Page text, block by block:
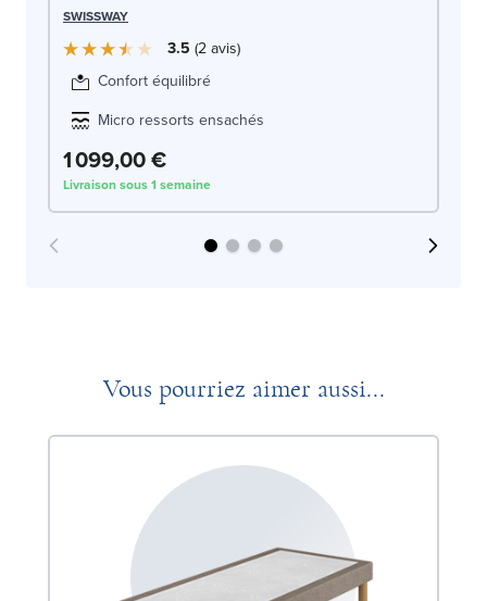
SWISSWAY
3.5 2avis
Confort équilibré
Micro ressorts ensachés
1 099,00 €
Livraison sous 1 semaine
Vous pourriez aimer aussi...